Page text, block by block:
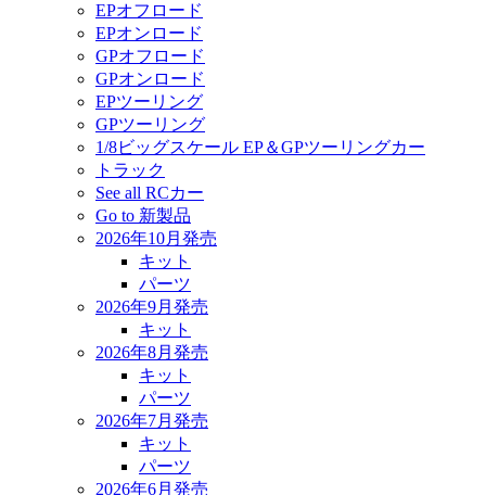
EPオフロード
EPオンロード
GPオフロード
GPオンロード
EPツーリング
GPツーリング
1/8ビッグスケール EP＆GPツーリングカー
トラック
See all RCカー
Go to 新製品
2026年10月発売
キット
パーツ
2026年9月発売
キット
2026年8月発売
キット
パーツ
2026年7月発売
キット
パーツ
2026年6月発売